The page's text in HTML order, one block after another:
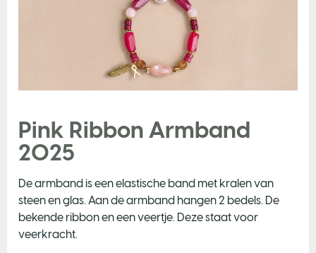
Pink Ribbon Armband
2025
De armband is een elastische band met kralen van
steen en glas. Aan de armband hangen 2 bedels. De
bekende ribbon en een veertje. Deze staat voor
veerkracht.